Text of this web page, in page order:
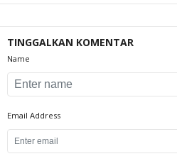
TINGGALKAN KOMENTAR
Name
Email Address